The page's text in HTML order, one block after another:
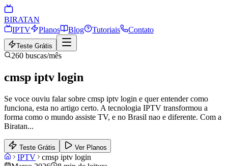
BIRATAN
IPTV
Planos Blog Tutoriais Contato
Teste Grátis
260 buscas/mês
cmsp iptv login
Se voce ouviu falar sobre cmsp iptv login e quer entender como
funciona, esta no artigo certo. A tecnologia IPTV transformou a
forma como o mundo assiste TV, e no Brasil nao e diferente. Com a
Biratan...
Teste Grátis Ver Planos
IPTV
cmsp iptv login